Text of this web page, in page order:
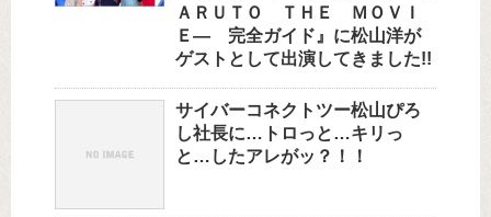
ＡＲＵＴＯ ＴＨＥ ＭＯＶＩ
Ｅ— 完全ガイド』に松山洋が
ゲストとして出演してきました!!
サイバーコネクトツー松山ぴろ
し社長に…トロっと…キリっ
と…したアレがッ？！！